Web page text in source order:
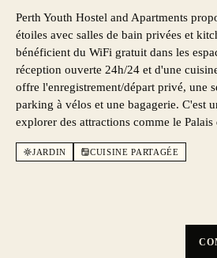
Perth Youth Hostel and Apartments
étoiles avec salles de bain privées et
bénéficient du WiFi gratuit dans les
réception ouverte 24h/24 et d'une
offre l'enregistrement/départ privé, une
parking à vélos et une bagagerie. C'est
explorer des attractions comme le Palais
JARDIN
CUISINE PARTAGÉE